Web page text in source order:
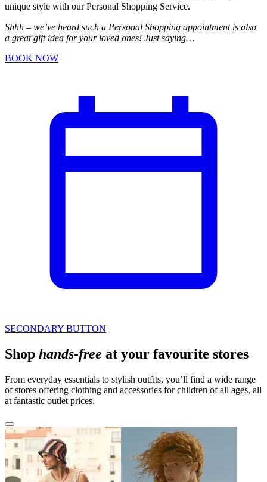
unique style with our Personal Shopping Service.
Shhh – we’ve heard such a Personal Shopping appointment is also
a great gift idea for your loved ones! Just saying…
BOOK NOW
SECONDARY BUTTON
Shop hands-free at your favourite stores
From everyday essentials to stylish outfits, you’ll find a wide range
of stores offering clothing and accessories for children of all ages, all
at fantastic outlet prices.